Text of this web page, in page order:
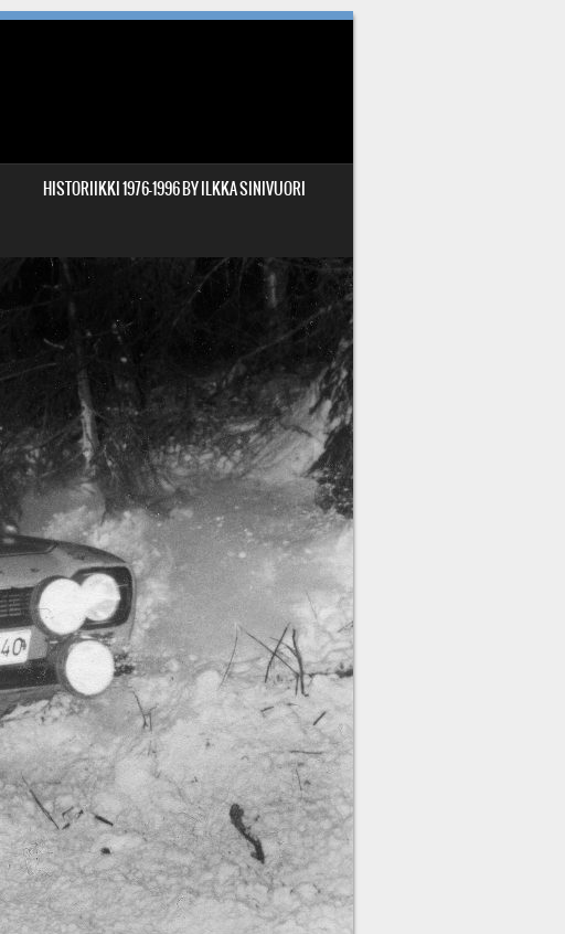
HISTORIIKKI 1976-1996 BY ILKKA SINIVUORI